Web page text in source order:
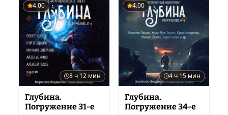
4.00
8 ч 12 мин
Глубина.
Погружение 31-е
4.00
4 ч 15 мин
Глубина.
Погружение 34-е